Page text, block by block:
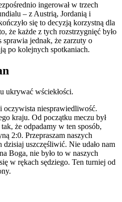
ingerował w trzech
– z Austrią, Jordanią i
się to decyzją korzystną dla
że każde z tych rozstrzygnięć było
sprawia jednak, że zarzuty o
po kolejnych spotkaniach.
ukrywać wściekłości.
oczywista niesprawiedliwość.
kraju. Od początku meczu był
że odpadamy w ten sposób,
2:0. Przepraszam naszych
uszczęśliwić. Nie udało nam
Boga, nie było to w naszych
w rękach sędziego. Ten turniej od